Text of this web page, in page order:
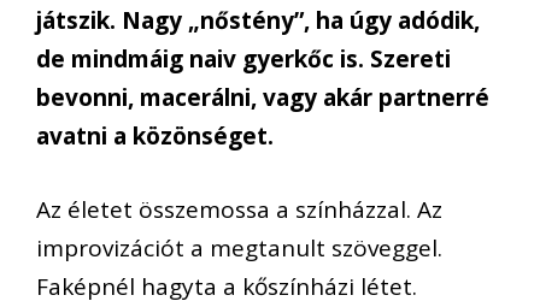
játszik. Nagy „nőstény”, ha úgy adódik,
de mindmáig naiv gyerkőc is. Szereti
bevonni, macerálni, vagy akár partnerré
avatni a közönséget.
Az életet összemossa a színházzal. Az
improvizációt a megtanult szöveggel.
Faképnél hagyta a kőszínházi létet.